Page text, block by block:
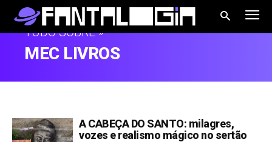
TUDO SOBRE »
MEC LIVROS
A CABEÇA DO SANTO: milagres,
vozes e realismo mágico no sertão